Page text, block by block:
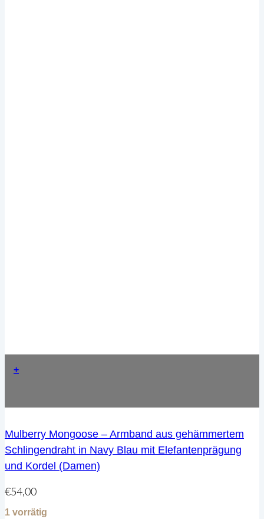
+
Mulberry Mongoose – Armband aus gehämmertem
Schlingendraht in Navy Blau mit Elefantenprägung
und Kordel (Damen)
€54,00
1 vorrätig